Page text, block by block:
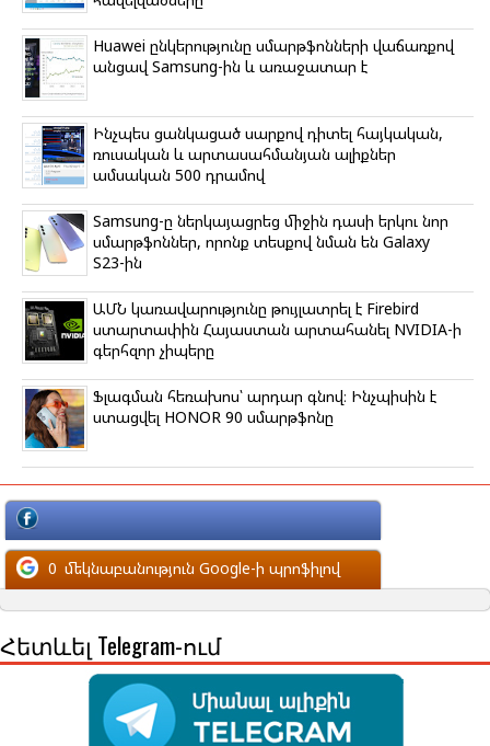
Huawei ընկերությունը սմարթֆոնների վաճառքով
անցավ Samsung-ին և առաջատար է
Ինչպես ցանկացած սարքով դիտել հայկական,
ռուսական և արտասահմանյան ալիքներ
ամսական 500 դրամով
Samsung-ը ներկայացրեց միջին դասի երկու նոր
սմարթֆոններ, որոնք տեսքով նման են Galaxy
S23-ին
ԱՄՆ կառավարությունը թույլատրել է Firebird
ստարտափին Հայաստան արտահանել NVIDIA-ի
գերհզոր չիպերը
Ֆլագման հեռախոս՝ արդար գնով։ Ինչպիսին է
ստացվել HONOR 90 սմարթֆոնը
մեկնաբանություն Facebook-ի պրոֆիլով
0 մեկնաբանություն Google-ի պրոֆիլով
Հետևել Telegram-ում